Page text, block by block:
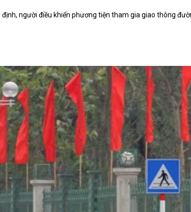
người điều khiển phương tiện tham gia giao thông